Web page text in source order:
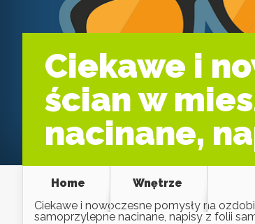
Ciekawe i
ścian w
nacinane,
Home
Wnętrze
Ciekawe i nowoczesne pomysły na
samoprzylepne nacinane, napisy z folii